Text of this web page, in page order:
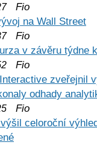
Fio
na Wall Street
Fio
v závěru týdne
Fio
zveřejnil
odhady
Fio
celoroční